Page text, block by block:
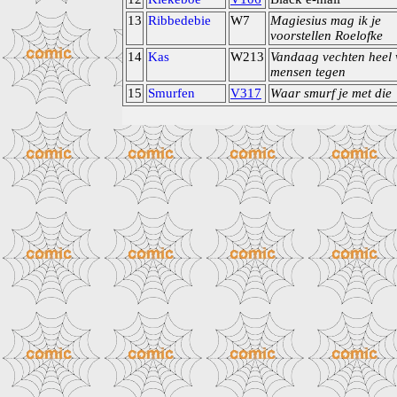
13 Ribbedebie W7
Magiesius mag ik je
voorstellen Roelofke
14 Kas W213 Vandaag vechten heel
mensen tegen
15 Smurfen V317 Waar smurf je met die